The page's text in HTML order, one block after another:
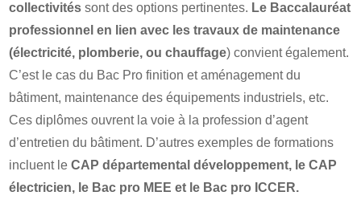
collectivités sont des options pertinentes. Le Baccalauréat
professionnel en lien avec les travaux de maintenance
(électricité, plomberie, ou chauffage) convient également.
C’est le cas du Bac Pro finition et aménagement du
bâtiment, maintenance des équipements industriels, etc.
Ces diplômes ouvrent la voie à la profession d’agent
d’entretien du bâtiment. D’autres exemples de formations
incluent leCAP départemental développement, le CAP
électricien, le Bac pro MEE et le Bac pro ICCER.